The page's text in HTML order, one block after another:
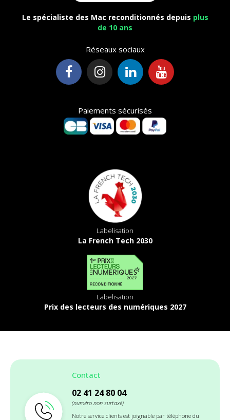
Le spécialiste des Mac reconditionnés depuis plus
de 10 ans
Réseaux sociaux
Paiements sécurisés
Labelisation
La French Tech 2030
Labelisation
Prix des lecteurs des numériques 2027
Contact
02 41 24 80 04
(numéro non surtaxé)
Notre service clients est joignable par téléphone du